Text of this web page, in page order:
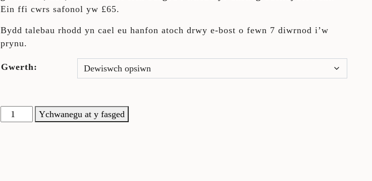
Ein ffi cwrs safonol yw £65.
Bydd talebau rhodd yn cael eu hanfon atoch drwy e-bost o fewn 7 diwrnod i’w
prynu.
Gwerth:
Talebau rhodd maint
Ychwanegu at y fasged